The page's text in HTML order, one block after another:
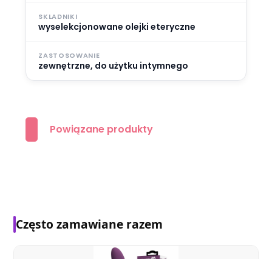
SKLADNIKI
wyselekcjonowane olejki eteryczne
ZASTOSOWANIE
zewnętrzne, do użytku intymnego
Powiązane produkty
Często zamawiane razem